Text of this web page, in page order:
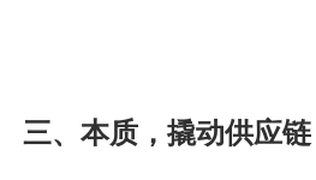
三、本质，撬动供应链